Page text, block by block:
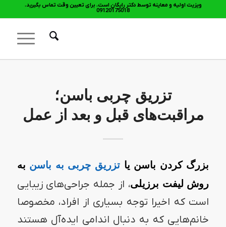
ویزیت اولیه و معاینه توسط دکتر رایگان است. برای تعیین وقت تماس بگیرید.
09120175018
تزریق چربی باسن؛
مراقبت‌های قبل و بعد از عمل
بزرگ کردن باسن یا تزریق چربی به باسن به
روش لیفت برزیلی، از جمله جراحی‌های زیبایی
است که اخیرا توجه بسیاری از افراد، مخصوصا
خانم‌هایی که به دنبال اندامی ایده‌آل هستند